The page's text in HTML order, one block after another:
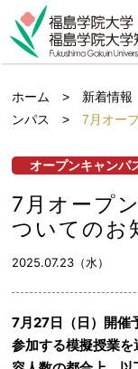
ホーム > 新着情報
ンパス
>7月オー
オープンキャンパ
7月オープ
ついてのお
2025.07.23（水）
7月27日（日）開催
参加する模擬授業